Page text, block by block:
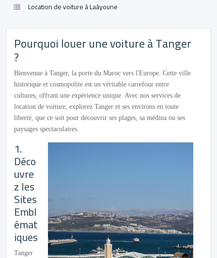
Location de voiture à Laâyoune
Pourquoi louer une voiture à Tanger
?
Bienvenue à Tanger, la porte du Maroc vers l'Europe. Cette ville
historique et cosmopolite est un véritable carrefour entre
cultures, offrant une expérience unique. Avec nos services de
location de voiture, explorez Tanger et ses environs en toute
liberté, que ce soit pour découvrir ses plages, sa médina ou ses
paysages spectaculaires.
1.
Déco
uvre
z les
Sites
Embl
émat
iques
Tanger